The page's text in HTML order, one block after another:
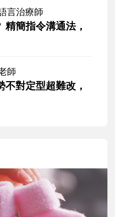
言治療師
簡指令溝通法，
師
對定型超難改，